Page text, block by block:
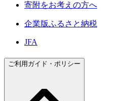
寄附をお考えの方へ
企業版ふるさと納税
JFA
ご利用ガイド・ポリシー